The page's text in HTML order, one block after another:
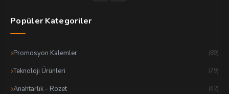
Popüler Kategoriler
Promosyon Kalemler (89)
Teknoloji Ürünleri (79)
Anahtarlık - Rozet (62)